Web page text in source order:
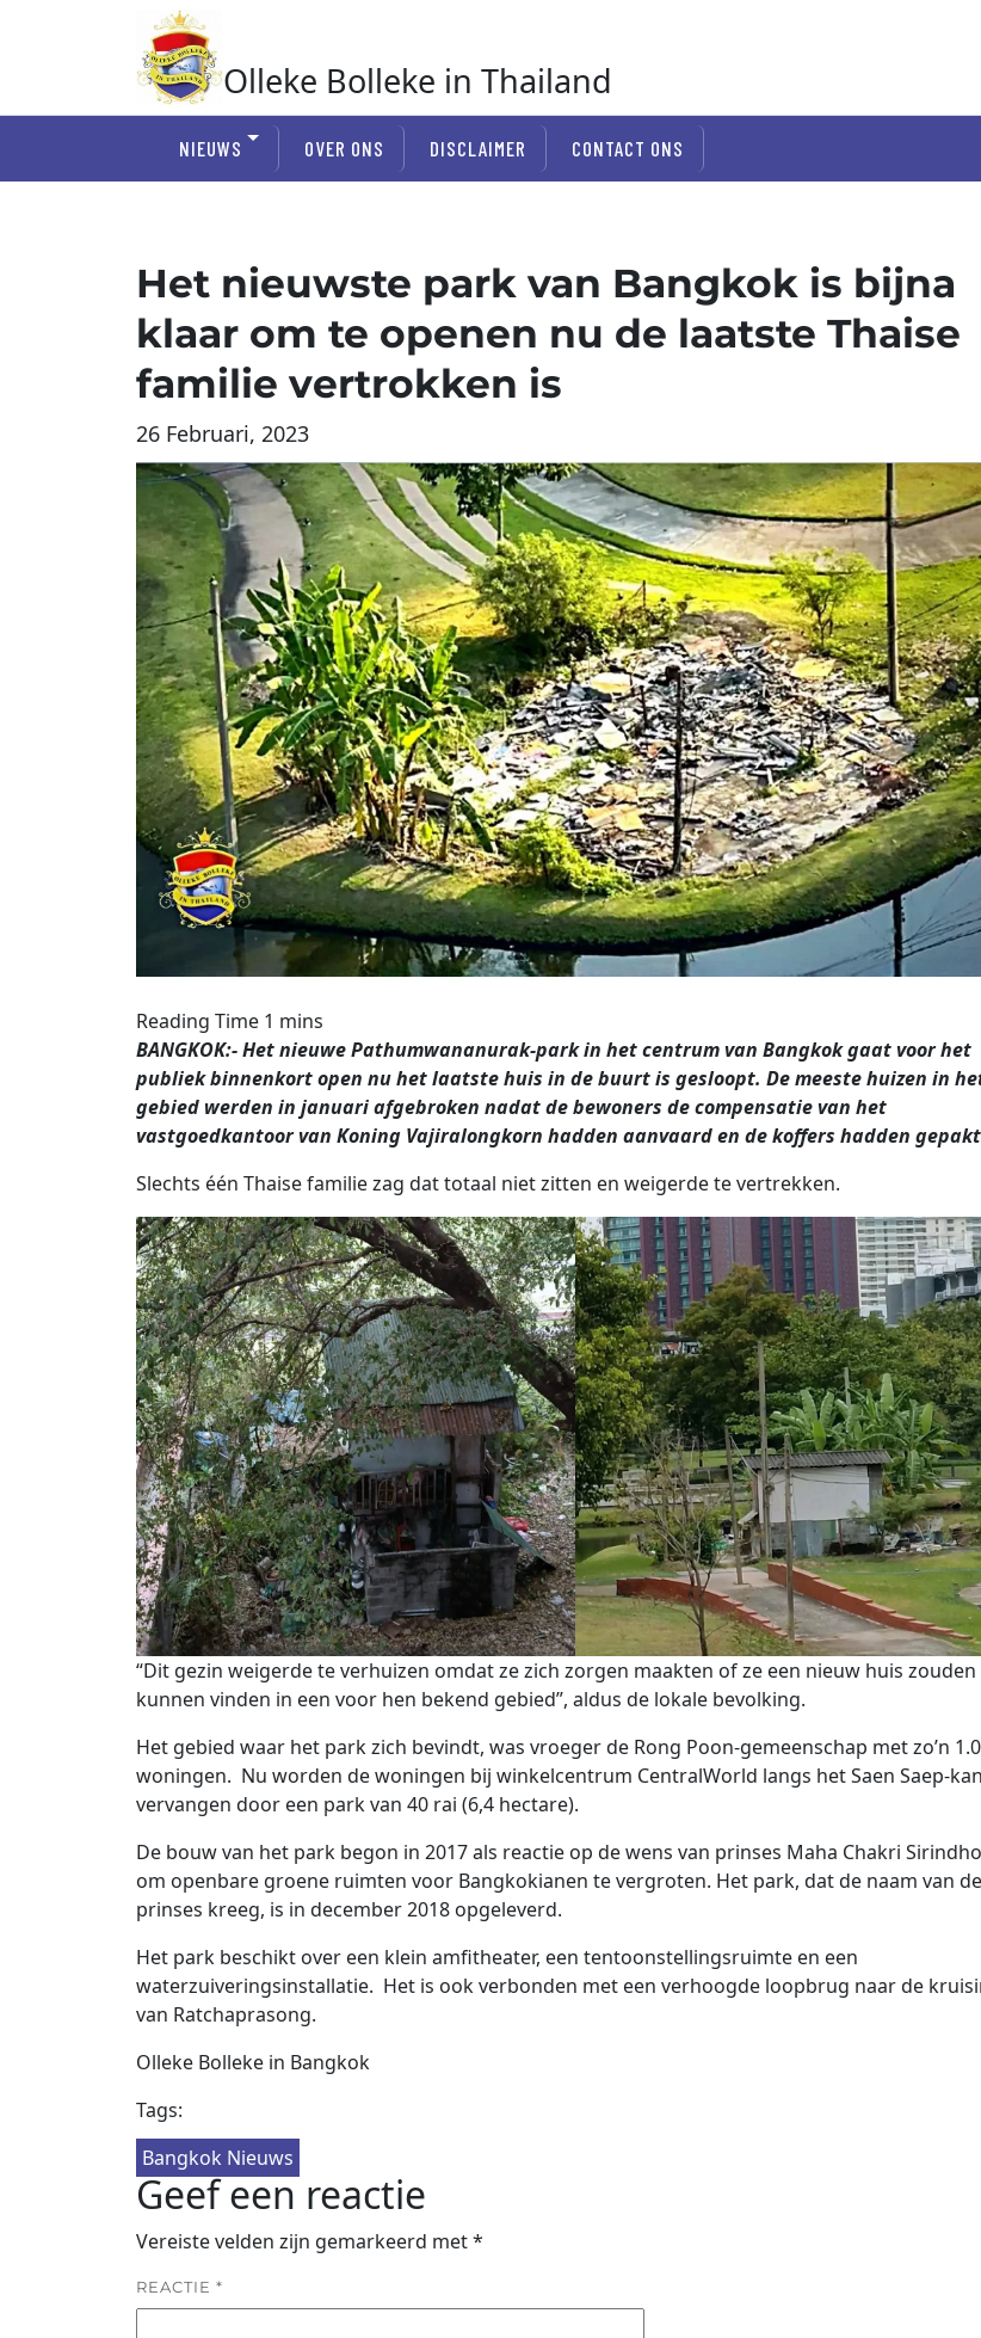
Olleke Bolleke in Thailand
NIEUWS OVER ONS DISCLAIMER CONTACT ONS
Het nieuwste park van Bangkok is bijna
klaar om te openen nu de laatste Thaise
familie vertrokken is
26 Februari, 2023
BANGKOK:- Het nieuwe Pathumwananurak-park in het centrum van Bangkok gaat voor het
publiek binnenkort open nu het laatste huis in de buurt is gesloopt. De meeste huizen in
gebied werden in januari afgebroken nadat de bewoners de compensatie van het
vastgoedkantoor van Koning Vajiralongkorn hadden aanvaard en de koffers hadden
Slechts één Thaise familie zag dat totaal niet zitten en weigerde te vertrekken.
“Dit gezin weigerde te verhuizen omdat ze zich zorgen maakten of ze een nieuw huis zouden
kunnen vinden in een voor hen bekend gebied”, aldus de lokale bevolking.
Het gebied waar het park zich bevindt, was vroeger de Rong Poon-gemeenschap met zo’n
woningen. Nu worden de woningen bij winkelcentrum CentralWorld langs het Saen Saep-
vervangen door een park van 40 rai (6,4 hectare).
De bouw van het park begon in 2017 als reactie op de wens van prinses Maha Chakri
om openbare groene ruimten voor Bangkokianen te vergroten. Het park, dat de naam van de
prinses kreeg, is in december 2018 opgeleverd.
Het park beschikt over een klein amfitheater, een tentoonstellingsruimte en een
waterzuiveringsinstallatie. Het is ook verbonden met een verhoogde loopbrug naar de
van Ratchaprasong.
Olleke Bolleke in Bangkok
Tags:
Bangkok Nieuws
Geef een reactie
Vereiste velden zijn gemarkeerd met*
REACTIE *